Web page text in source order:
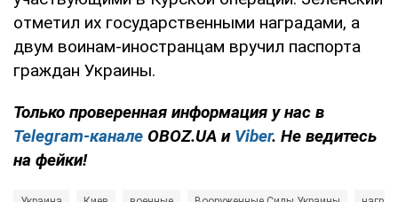
отметил их государственными наградами, а
двум воинам-иностранцам вручил паспорта
граждан Украины.
Только проверенная информация у нас в
Telegram-канале OBOZ.UA и Viber. Не ведитесь
на фейки!